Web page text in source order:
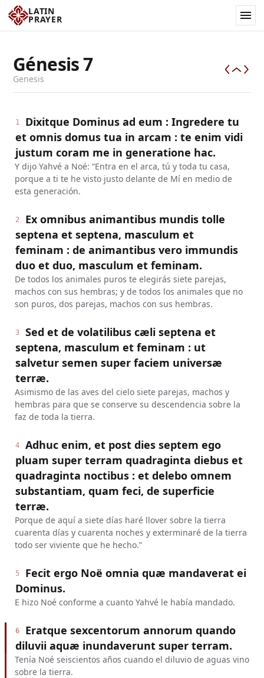
LATIN
PRAYER
Génesis7
Genesis
1
Dixitque Dominus ad eum : Ingredere tu
et omnis domus tua in arcam : te enim vidi
justum coram me in generatione hac.
Y dijo Yahvé a Noé: “Entra en el arca, tú y toda tu casa,
porque a ti te he visto justo delante de Mí en medio de
esta generación.
2
Ex omnibus animantibus mundis tolle
septena et septena, masculum et
feminam : de animantibus vero immundis
duo et duo, masculum et feminam.
De todos los animales puros te elegirás siete parejas,
machos con sus hembras; y de todos los animales que no
son puros, dos parejas, machos con sus hembras.
3
Sed et de volatilibus cæli septena et
septena, masculum et feminam : ut
salvetur semen super faciem universæ
terræ.
Asimismo de las aves del cielo siete parejas, machos y
hembras para que se conserve su descendencia sobre la
faz de toda la tierra.
4
Adhuc enim, et post dies septem ego
pluam super terram quadraginta diebus et
quadraginta noctibus : et delebo omnem
substantiam, quam feci, de superficie
terræ.
Porque de aquí a siete días haré llover sobre la tierra
cuarenta días y cuarenta noches y exterminaré de la tierra
todo ser viviente que he hecho.”
5
Fecit ergo Noë omnia quæ mandaverat ei
Dominus.
E hizo Noé conforme a cuanto Yahvé le había mandado.
6
Eratque sexcentorum annorum quando
diluvii aquæ inundaverunt super terram.
Tenía Noé seiscientos años cuando el diluvio de aguas vino
sobre la tierra.